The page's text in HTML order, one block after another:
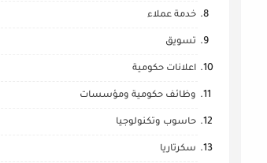
خدمة عملاء
تسويق
اعلانات حكومية
وظائف حكومية ومؤسسات
حاسوب وتكنولوجيا
سكرتاريا